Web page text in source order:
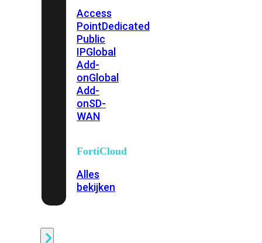
Access
PointDedicated
Public
IPGlobal
Add-
onGlobal
Add-
onSD-
WAN
FortiCloud
Alles
bekijken